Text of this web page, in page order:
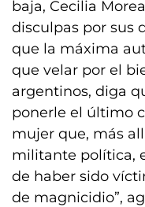
baja, Cecilia
disculpas por sus
que la máxima
que velar por el
argentinos, diga
ponerle el último
mujer que, más
militante política,
de haber sido
de magnicidio”,